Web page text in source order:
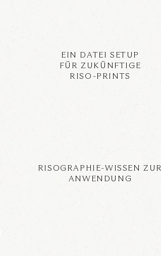
EIN DATEI SETUP
FÜR ZUKÜNFTIGE
RISO-PRINTS
RISOGRAPHIE-WISSEN ZUR
ANWENDUNG